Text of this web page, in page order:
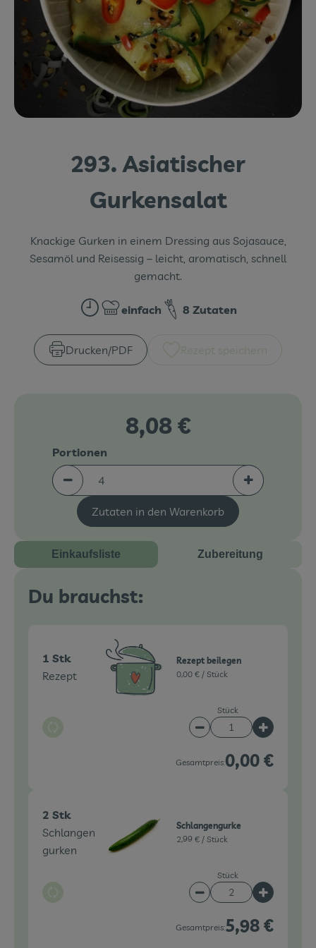
Themenwelten
Obst & Gemüse
Frischetheke
Vorratskammer
Getränke
Über uns
Firmenkunden
Veranstaltungen
293. Asiatischer
Gurkensalat
Knackige Gurken in einem Dressing aus Sojasauce,
Sesamöl und Reisessig – leicht, aromatisch, schnell
gemacht.
Zubreitungszeit:
Schwierigkeit:
einfach 8 Zutaten
Drucken​/​PDF Rezept speichern
8,08 €
Portionen verringern (aktuell 4 Portionen
Portionen
Portionen
Zutaten in den Warenkorb
Einkaufsliste Zubereitung
Du brauchst:
1 Stk
Rezept
Auswahl ändern
Rezept beilegen
0,00 € / Stück
Stück
Artikelanzahl
Gesamtpreis:0,00 €
2 Stk
Schlangen
gurken
Auswahl ändern
Schlangengurke
2,99 € / Stück
Stück
Artikelanzahl
Gesamtpreis:5,98 €